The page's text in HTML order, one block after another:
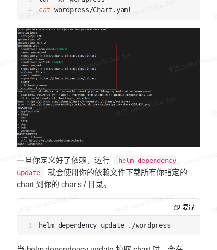
cat
一旦你定义好了依赖，运行
helm dependency
update
就会使用你的依赖文件下载所有你指定的
chart 到你的 charts / 目录。
复制